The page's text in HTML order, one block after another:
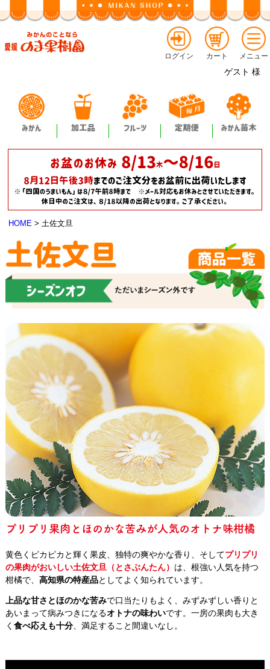
ログイン カート メニュー
ゲスト 様
HOME 土佐文旦
プリプリ果肉とほのかな苦みが人気のオトナ味柑橘
黄色くピカピカと輝く果皮、独特の爽やかな香り、そしてプリプリ
の果肉がおいしい土佐文旦（とさぶんたん） は、根強い人気を持つ
柑橘で、 高知県の特産品としてよく知られています。
上品な甘さとほのかな苦みで口当たりもよく、みずみずしい香りと
あいまって病みつきになるオトナの味わいです。一房の果肉も大き
く 食べ応えも十分、満足すること間違いなし。